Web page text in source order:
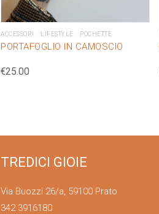
ACCESSORI LIFESTYLE POCHETTE
PORTAFOGLIO IN CAMOSCIO
€25.00
TREDICI GIOIE
Via Buozzi 26/a, 59100 Prato
342 3916180